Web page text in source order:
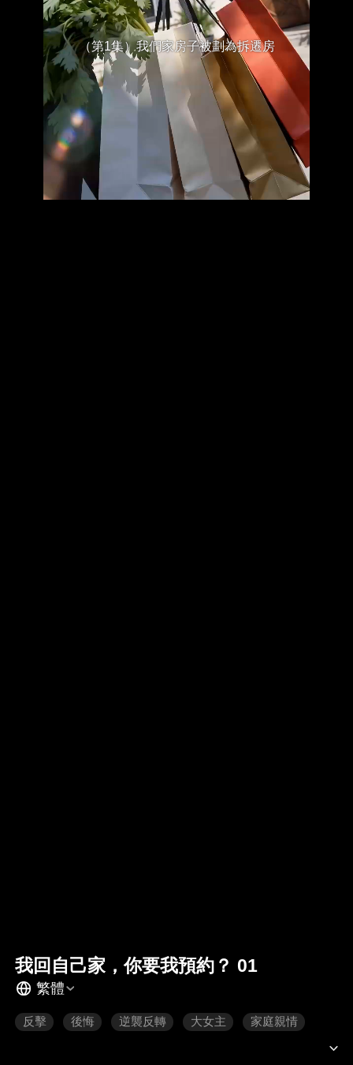
（第1集）我們家房子被劃為拆遷房
我回自己家，你要我預約？ 01
繁體
反擊 後悔 逆襲反轉 大女主 家庭親情